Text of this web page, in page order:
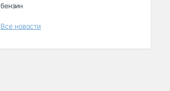
бензин
Все новости